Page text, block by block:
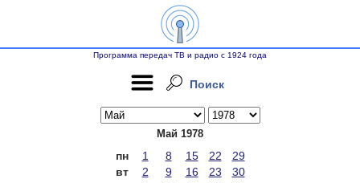
Программа передач ТВ и радио с 1924 года
Поиск
Май 1978
пн 1 8 15 22
29
вт
2 9 16 23
30